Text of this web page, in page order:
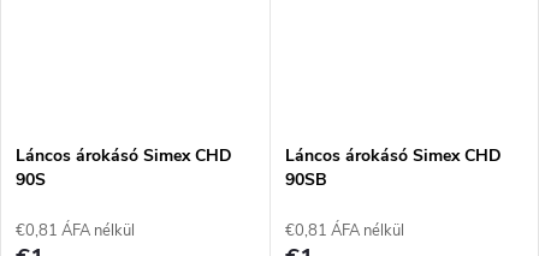
Láncos árokásó Simex CHD
90S
€0,81 ÁFA nélkül
Láncos árokásó Simex CHD
90SB
€0,81 ÁFA nélkül